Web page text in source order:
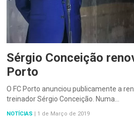
Sérgio Conceição
Porto
O FC Porto anunciou publicamente a
treinador Sérgio Conceição. Numa…
NOTÍCIAS | 1 de Março de 2019